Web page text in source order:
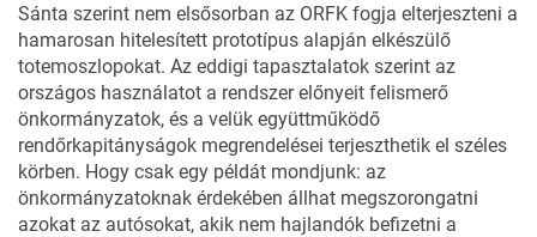
Sánta szerint nem elsősorban az ORFK fogja elterjeszteni a
hamarosan hitelesített prototípus alapján elkészülő
totemoszlopokat. Az eddigi tapasztalatok szerint az
országos használatot a rendszer előnyeit felismerő
önkormányzatok, és a velük együttműködő
rendőrkapitányságok megrendelései terjeszthetik el széles
körben. Hogy csak egy példát mondjunk: az
önkormányzatoknak érdekében állhat megszorongatni
azokat az autósokat, akik nem hajlandók befizetni a